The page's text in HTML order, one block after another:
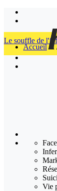
Accueil
Le souffle de
Vie